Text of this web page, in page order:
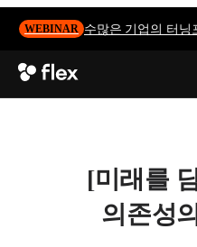
WEBINAR 수많은 기업의 터닝
[미래를
의존성